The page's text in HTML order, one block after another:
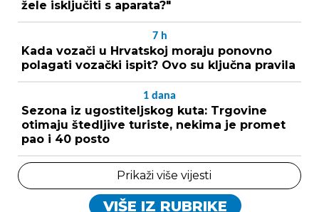
žele isključiti s aparata?"
7 h
Kada vozači u Hrvatskoj moraju ponovno
polagati vozački ispit? Ovo su ključna pravila
1 dana
Sezona iz ugostiteljskog kuta: Trgovine
otimaju štedljive turiste, nekima je promet
pao i 40 posto
Prikaži više vijesti
VIŠE IZ RUBRIKE